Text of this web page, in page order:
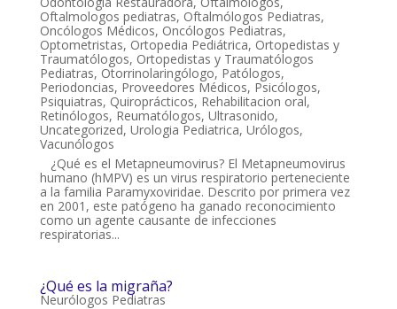
Oftalmologos pediatras, Oftalmólogos Pediatras,
Oncólogos Médicos, Oncólogos Pediatras,
Optometristas, Ortopedia Pediátrica, Ortopedistas y
Traumatólogos, Ortopedistas y Traumatólogos
Pediatras, Otorrinolaringólogo, Patólogos,
Periodoncias, Proveedores Médicos, Psicólogos,
Psiquiatras, Quiroprácticos, Rehabilitacion oral,
Retinólogos, Reumatólogos, Ultrasonido,
Uncategorized, Urologia Pediatrica, Urólogos,
Vacunólogos
¿Qué es el Metapneumovirus? El Metapneumovirus
humano (hMPV) es un virus respiratorio perteneciente
a la familia Paramyxoviridae. Descrito por primera vez
en 2001, este patógeno ha ganado reconocimiento
como un agente causante de infecciones
respiratorias...
¿Qué es la migraña?
Neurólogos Pediatras